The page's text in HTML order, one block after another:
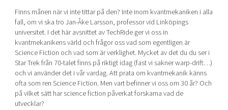
East Sweden Tech Women
Reversed mentorship
Current offers and activities
Offers to boost your business
Funding opportunities
Our clusters
Reach out to us
Locations
Finns månen när vi inte tittar på den? Inte inom kvantmekaniken i alla
fall, om vi ska tro Jan-Åke Larsson, professor vid Linköpings
universitet. I det här avsnittet av TechRide ger vi oss in
kvantmekanikens värld och frågor oss vad som egentligen är
Science Fiction och vad som är verklighet. Mycket av det du du ser i
Star Trek från 70-talet finns på riktigt idag (fast vi sakner warp-drift…)
och vi använder det i vår vardag. Att prata om kvantmekanik känns
ofta som ren Science Fiction. Men vart befinner vi oss om 30 år? Och
på vilket sätt har science fiction påverkat forskarna vad de
utvecklar?